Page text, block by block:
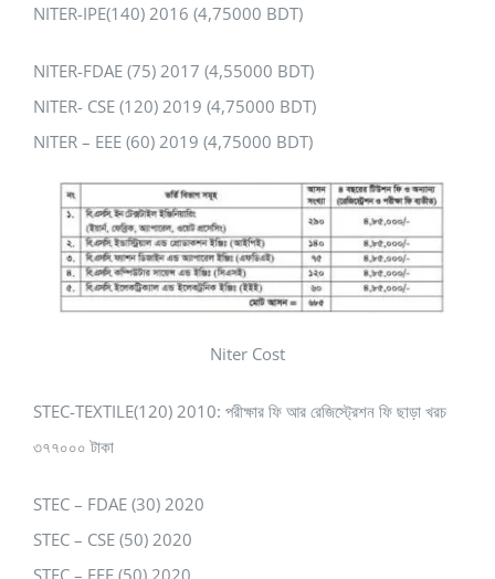
NITER-IPE(140) 2016 (4,75000 BDT)
NITER-FDAE (75) 2017 (4,55000 BDT)
NITER- CSE (120) 2019 (4,75000 BDT)
NITER – EEE (60) 2019 (4,75000 BDT)
Niter Cost
STEC-TEXTILE(120) 2010: পরীক্ষার ফি আর রেজিস্ট্রেশন ফি ছাড়া খরচ
৩৭৭০০০ টাকা
STEC – FDAE (30) 2020
STEC – CSE (50) 2020